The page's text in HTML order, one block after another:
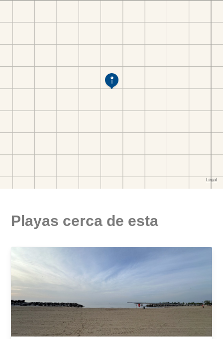
Playas cerca de esta